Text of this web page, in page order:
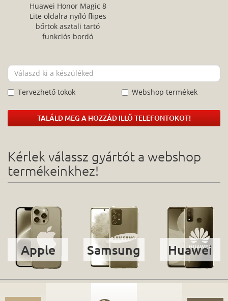
Huawei Honor Magic 8
Lite oldalra nyíló flipes
bőrtok asztali tartó
funkciós bordó
Tervezhető tokok Webshop termékek
TALÁLD MEG A HOZZÁD ILLŐ TELEFONTOKOT!
Kérlek válassz gyártót a webshop
termékeinkhez!
Apple Samsung Huawei